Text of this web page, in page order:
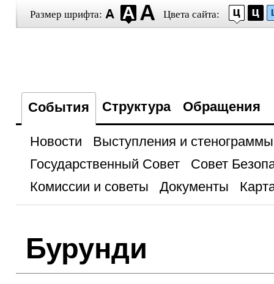
Размер шрифта: Цвета сайта:
События Структура Обращения
Новости
Выступления и стенограммы
Государственный Совет
Совет
Комиссии и советы
Документы
Бурунди